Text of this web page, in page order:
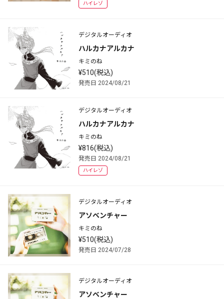
ハイレゾ
デジタルオーディオ
ハルカナアルカナ
キミのね
¥510(税込)
発売日 2024/08/21
デジタルオーディオ
ハルカナアルカナ
キミのね
¥816(税込)
発売日 2024/08/21
ハイレゾ
デジタルオーディオ
アソベンチャー
キミのね
¥510(税込)
発売日 2024/07/28
デジタルオーディオ
アソベンチャー